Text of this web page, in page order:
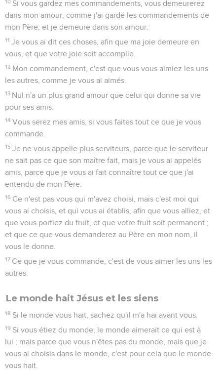
10 Si vous gardez mes commandements, vous demeurerez
dans mon amour, comme j'ai gardé les commandements de
mon Père, et je demeure dans son amour.
11 Je vous ai dit ces choses, afin que ma joie demeure en
vous, et que votre joie soit accomplie.
12 Mon commandement, c'est que vous vous aimiez les uns
les autres, comme je vous ai aimés.
13 Nul n'a un plus grand amour que celui qui donne sa vie
pour ses amis.
14 Vous serez mes amis, si vous faites tout ce que je vous
commande.
15 Je ne vous appelle plus serviteurs, parce que le serviteur
ne sait pas ce que son maître fait, mais je vous ai appelés
amis, parce que je vous ai fait connaître tout ce que j'ai
entendu de mon Père.
16 Ce n'est pas vous qui m'avez choisi, mais c'est moi qui
vous ai choisis, et qui vous ai établis, afin que vous alliez, et
que vous portiez du fruit, et que votre fruit soit permanent ;
et que ce que vous demanderez au Père en mon nom, il
vous le donne.
17 Ce que je vous commande, c'est de vous aimer les uns les
autres.
Le monde hait Jésus et les siens
18 Si le monde vous hait, sachez qu'il m'a haï avant vous.
19 Si vous étiez du monde, le monde aimerait ce qui est à
lui ; mais parce que vous n'êtes pas du monde, mais que je
vous ai choisis dans le monde, c'est pour cela que le monde
vous hait.